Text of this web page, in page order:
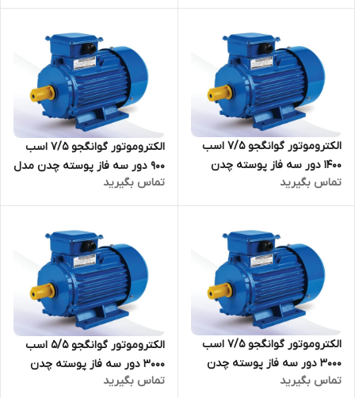
الکتروموتور گوانگجو 7/5 اسب
1400 دور سه فاز پوسته چدن
مدل Y2 ترمینال بالا
تماس بگیرید
الکتروموتور گوانگجو 7/5 اسب
900 دور سه فاز پوسته چدن مدل
Y2 ترمینال بالا
تماس بگیرید
الکتروموتور گوانگجو 7/5 اسب
3000 دور سه فاز پوسته چدن
مدل Y2 ترمینال بالا
تماس بگیرید
الکتروموتور گوانگجو 5/5 اسب
3000 دور سه فاز پوسته چدن
مدل Y2 ترمینال بالا
تماس بگیرید